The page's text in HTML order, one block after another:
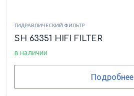
ГИДРАВЛИЧЕСКИЙ ФИЛЬТР
SH 63351 HIFI FILTER
в наличии
Подробнее